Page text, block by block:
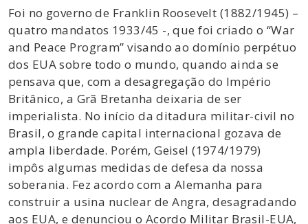
Foi no governo de Franklin Roosevelt (1882/1945) –
quatro mandatos 1933/45 -, que foi criado o “War
and Peace Program” visando ao domínio perpétuo
dos EUA sobre todo o mundo, quando ainda se
pensava que, com a desagregação do Império
Britânico, a Grã Bretanha deixaria de ser
imperialista. No início da ditadura militar-civil no
Brasil, o grande capital internacional gozava de
ampla liberdade. Porém, Geisel (1974/1979)
impôs algumas medidas de defesa da nossa
soberania. Fez acordo com a Alemanha para
construir a usina nuclear de Angra, desagradando
aos EUA, e denunciou o Acordo Militar Brasil-EUA,